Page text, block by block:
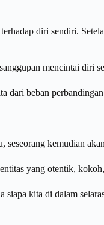
diri sendiri.
mencintai diri
dari beban
seseorang kemudian
yang otentik,
siapa kita di dalam